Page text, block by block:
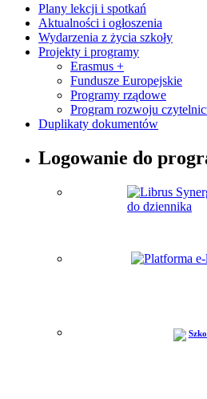
Plany lekcji i spotkań
Aktualności i ogłoszenia
Wydarzenia z życia szkoły
Projekty i programy
Erasmus +
Fundusze Europejskie
Programy rządowe
Program rozwoju
Duplikaty dokumentów
Logowanie do